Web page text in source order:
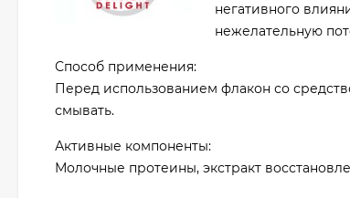
негативного
нежелательную
Способ применения:
Перед использованием флакон со
смывать.
Активные компоненты:
Молочные протеины, экстракт